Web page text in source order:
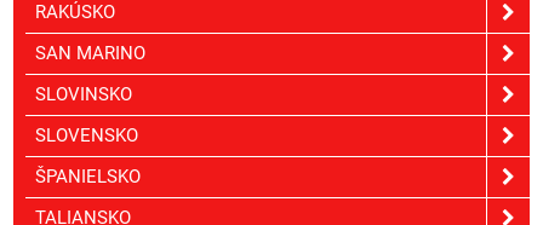
RAKÚSKO
SAN MARINO
SLOVINSKO
SLOVENSKO
ŠPANIELSKO
TALIANSKO